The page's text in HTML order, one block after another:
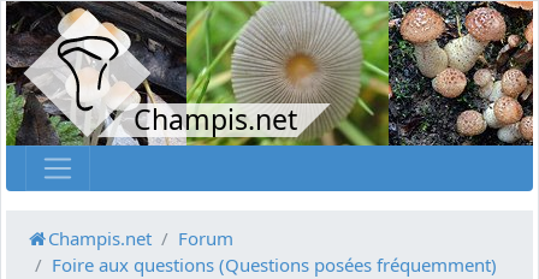
Champis.net
Champis.net
Forum
Foire aux questions (Questions posées fréquemment)